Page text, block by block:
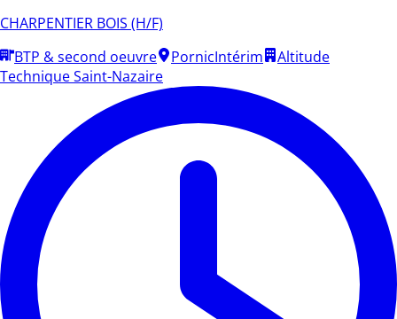
CHARPENTIER BOIS (H/F)
BTP & second oeuvre
PornicIntérim
Altitude
Technique Saint-Nazaire